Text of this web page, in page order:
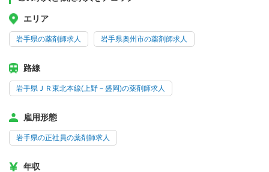
エリア
岩手県の薬剤師求人 岩手県奥州市の薬剤師求人
路線
岩手県ＪＲ東北本線(上野－盛岡)の薬剤師求人
雇用形態
岩手県の正社員の薬剤師求人
年収